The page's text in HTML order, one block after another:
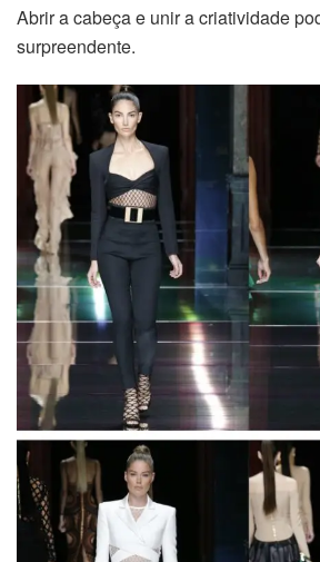
Abrir a cabeça e unir a criatividade
surpreendente.